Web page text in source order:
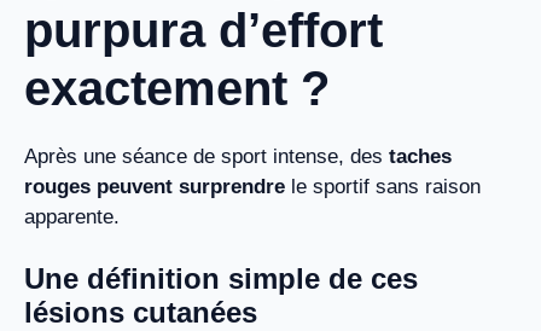
purpura d’effort
exactement ?
Après une séance de sport intense, des taches
rouges peuvent surprendre le sportif sans raison
apparente.
Une définition simple de ces
lésions cutanées